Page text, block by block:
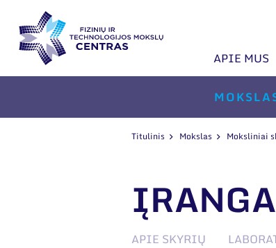
APIE MUS
Titulinis Mokslas Moksliniai
ĮRANGA
APIE SKYRIŲ